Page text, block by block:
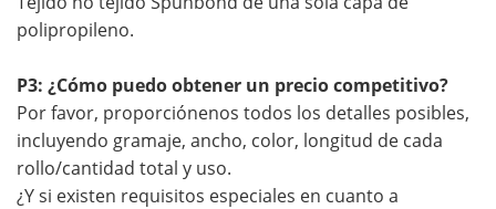
polipropileno.
P3: ¿Cómo puedo obtener un precio competitivo?
Por favor, proporciónenos todos los detalles posibles,
incluyendo gramaje, ancho, color, longitud de cada
rollo/cantidad total y uso.
¿Y si existen requisitos especiales en cuanto a